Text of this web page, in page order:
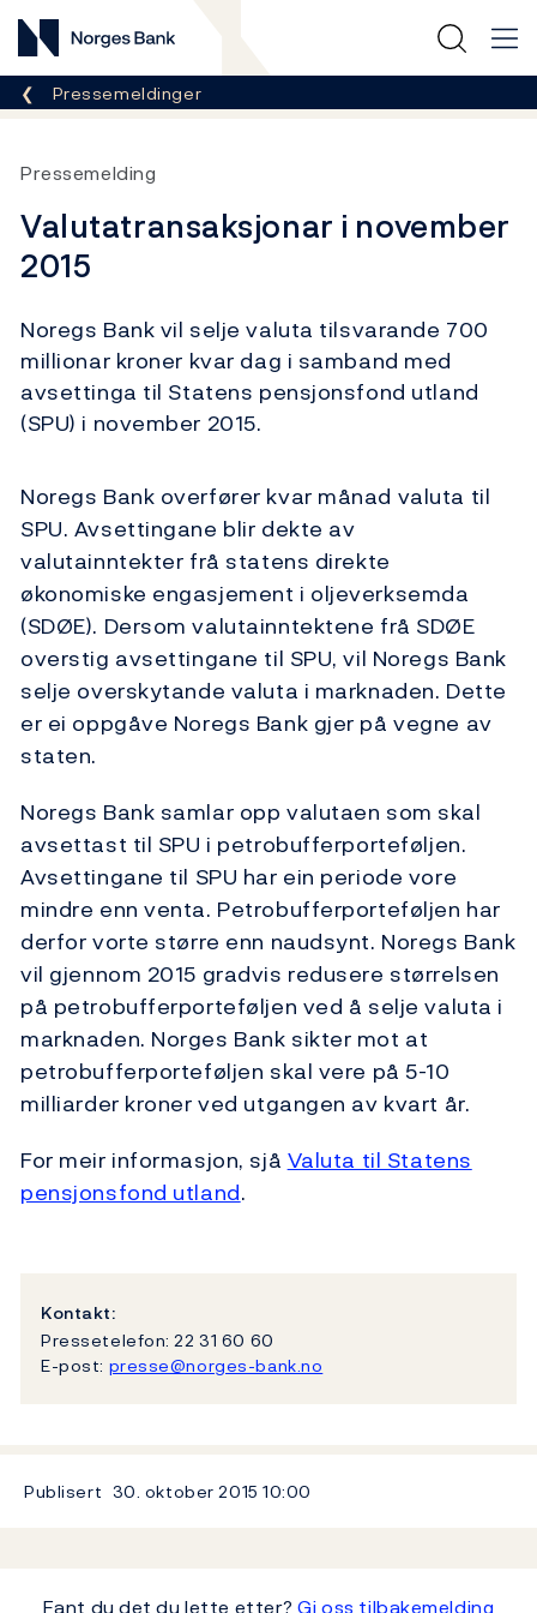
Norges Bank
Her er du nå:
Pressemeldinger
Pressemelding
Valutatransaksjonar i november
2015
Noregs Bank vil selje valuta tilsvarande 700
millionar kroner kvar dag i samband med
avsettinga til Statens pensjonsfond utland
(SPU) i november 2015.
Noregs Bank overfører kvar månad valuta til
SPU. Avsettingane blir dekte av
valutainntekter frå statens direkte
økonomiske engasjement i oljeverksemda
(SDØE). Dersom valutainntektene frå SDØE
overstig avsettingane til SPU, vil Noregs Bank
selje overskytande valuta i marknaden. Dette
er ei oppgåve Noregs Bank gjer på vegne av
staten.
Noregs Bank samlar opp valutaen som skal
avsettast til SPU i petrobufferporteføljen.
Avsettingane til SPU har ein periode vore
mindre enn venta. Petrobufferporteføljen har
derfor vorte større enn naudsynt. Noregs Bank
vil gjennom 2015 gradvis redusere størrelsen
på petrobufferporteføljen ved å selje valuta i
marknaden. Norges Bank sikter mot at
petrobufferporteføljen skal vere på 5-10
milliarder kroner ved utgangen av kvart år.
For meir informasjon, sjå Valuta til Statens
pensjonsfond utland.
Kontakt:
Pressetelefon: 22 31 60 60
E-post: presse@norges-bank.no
Publisert 30. oktober 201510:00
Fant du det du lette etter?Gi oss tilbakemelding